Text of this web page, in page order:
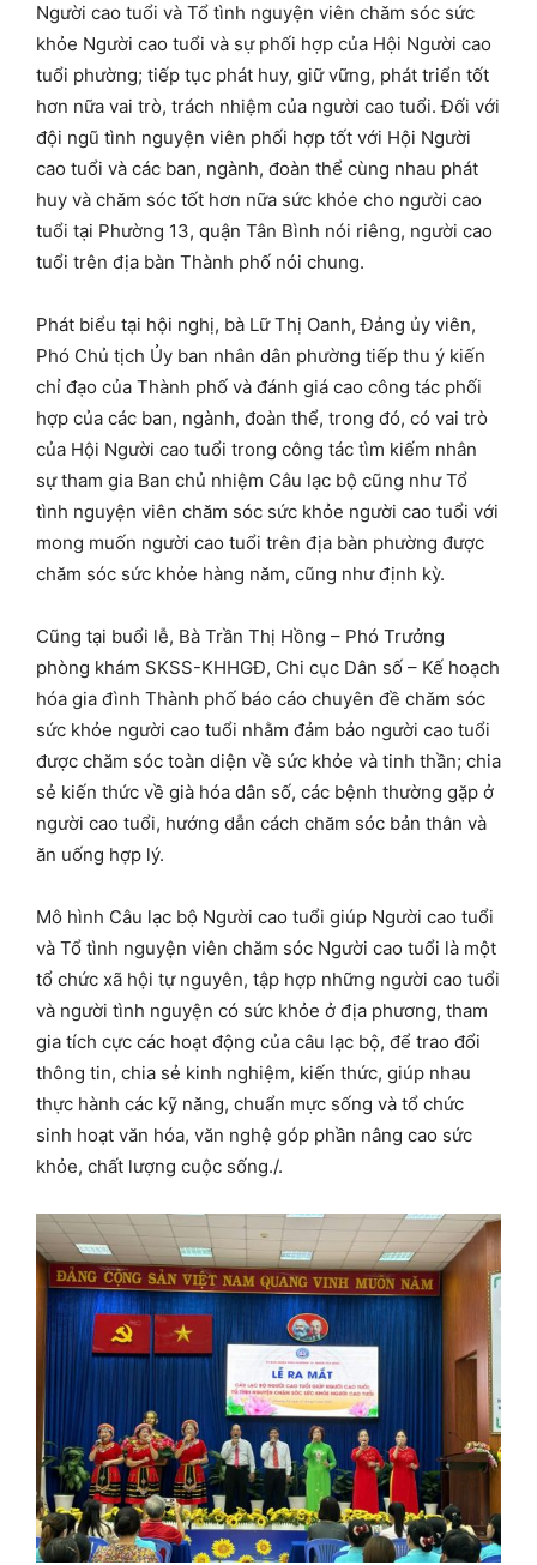
Người cao tuổi và Tổ tình nguyện viên chăm sóc sức
khỏe Người cao tuổi và sự phối hợp của Hội Người cao
tuổi phường; tiếp tục phát huy, giữ vững, phát triển tốt
hơn nữa vai trò, trách nhiệm của người cao tuổi. Đối với
đội ngũ tình nguyện viên phối hợp tốt với Hội Người
cao tuổi và các ban, ngành, đoàn thể cùng nhau phát
huy và chăm sóc tốt hơn nữa sức khỏe cho người cao
tuổi tại Phường 13, quận Tân Bình nói riêng, người cao
tuổi trên địa bàn Thành phố nói chung.
Phát biểu tại hội nghị, bà Lữ Thị Oanh, Đảng ủy viên,
Phó Chủ tịch Ủy ban nhân dân phường tiếp thu ý kiến
chỉ đạo của Thành phố và đánh giá cao công tác phối
hợp của các ban, ngành, đoàn thể, trong đó, có vai trò
của Hội Người cao tuổi trong công tác tìm kiếm nhân
sự tham gia Ban chủ nhiệm Câu lạc bộ cũng như Tổ
tình nguyện viên chăm sóc sức khỏe người cao tuổi với
mong muốn người cao tuổi trên địa bàn phường được
chăm sóc sức khỏe hàng năm, cũng như định kỳ.
Cũng tại buổi lễ, Bà Trần Thị Hồng – Phó Trưởng
phòng khám SKSS-KHHGĐ, Chi cục Dân số – Kế hoạch
hóa gia đình Thành phố báo cáo chuyên đề chăm sóc
sức khỏe người cao tuổi nhằm đảm bảo người cao tuổi
được chăm sóc toàn diện về sức khỏe và tinh thần; chia
sẻ kiến thức về già hóa dân số, các bệnh thường gặp ở
người cao tuổi, hướng dẫn cách chăm sóc bản thân và
ăn uống hợp lý.
Mô hình Câu lạc bộ Người cao tuổi giúp Người cao tuổi
và Tổ tình nguyện viên chăm sóc Người cao tuổi là một
tổ chức xã hội tự nguyên, tập hợp những người cao tuổi
và người tình nguyện có sức khỏe ở địa phương, tham
gia tích cực các hoạt động của câu lạc bộ, để trao đổi
thông tin, chia sẻ kinh nghiệm, kiến thức, giúp nhau
thực hành các kỹ năng, chuẩn mực sống và tổ chức
sinh hoạt văn hóa, văn nghệ góp phần nâng cao sức
khỏe, chất lượng cuộc sống./.